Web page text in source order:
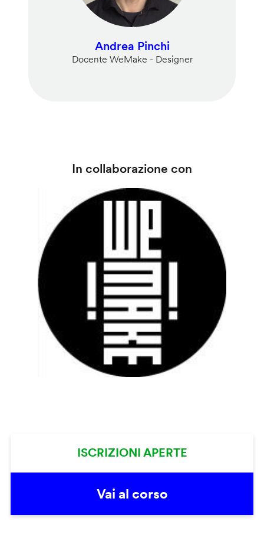
Andrea Pinchi
Docente WeMake - Designer
In collaborazione con
ISCRIZIONI APERTE
Vai al corso